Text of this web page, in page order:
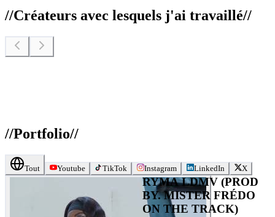
//Créateurs avec lesquels j'ai travaillé//
//Portfolio//
Tout Youtube TikTok Instagram LinkedIn X
RYMA LDMV (PROD
BY. MISTER FRÉDO
ON THE TRACK)